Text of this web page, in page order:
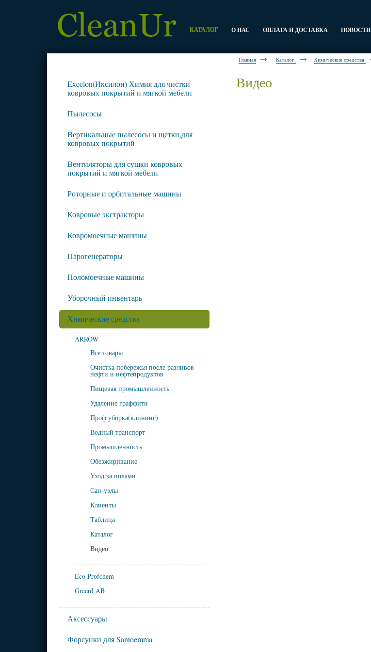
КАТАЛОГ О НАС ОПЛАТА И ДОСТАВКА НОВОСТИ
Exeelon(Иксилон) Химия для чистки
ковровых покрытий и мягкой мебели
Пылесосы
Вертикальные пылесосы и щетки,для
ковровых покрытий
Вентиляторы для сушки ковровых
покрытий и мягкой мебели
Роторные и орбитальные машины
Ковровые экстракторы
Ковромоечные машины
Парогенераторы
Поломоечные машины
Уборочный инвентарь
Химические средства
ARROW
Все товары
Очистка побережья после разливов
нефти и нефтепродуктов
Пищевая промышленность
Удаление граффити
Проф уборка(клининг)
Водный транспорт
Промышленность
Обезжиривание
Уход за полами
Сан-узлы
Клиенты
Таблица
Каталог
Видео
Eco Profchem
GreenLAB
Аксессуары
Форсунки для Santoemma
Главная Каталог Химические средства
Видео